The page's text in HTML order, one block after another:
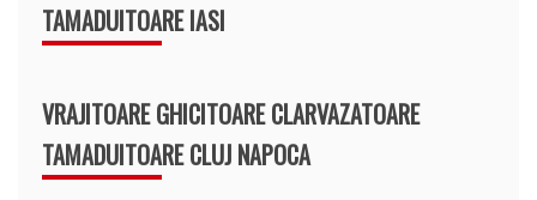
TAMADUITOARE IASI
VRAJITOARE GHICITOARE CLARVAZATOARE
TAMADUITOARE CLUJ NAPOCA